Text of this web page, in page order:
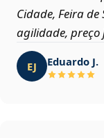
Cidade, Feira
agilidade,
EJ Eduardo J.